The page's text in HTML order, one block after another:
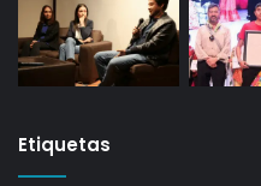
Etiquetas